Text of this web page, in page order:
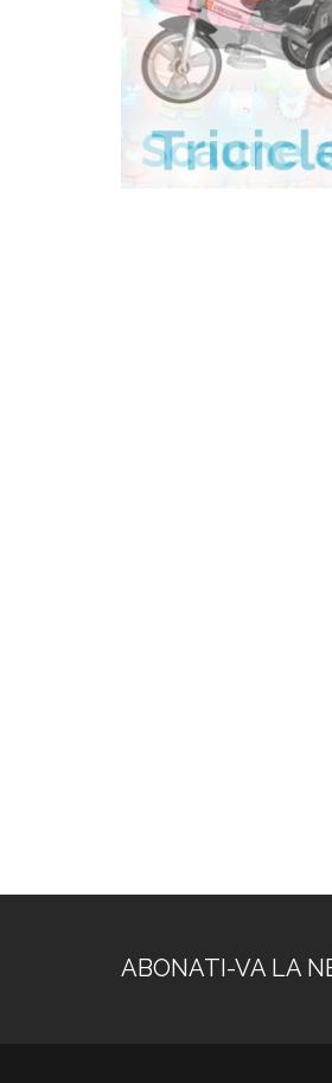
ABONATI-VA LA